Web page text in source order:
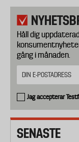
Håll dig
gång i månaden.
Jag accepterar
SENASTE